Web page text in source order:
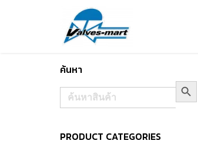
ค้นหา
Search
for:
Search Button
PRODUCT CATEGORIES